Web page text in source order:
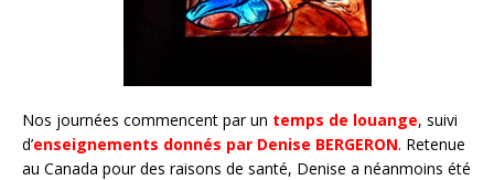
Nos journées commencent par un temps de louange, suivi
d’enseignements donnés par Denise BERGERON. Retenue
au Canada pour des raisons de santé, Denise a néanmoins été